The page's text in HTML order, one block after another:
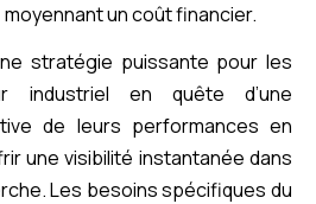
un coût financier.
stratégie puissante pour les
industriel en quête d’une
de leurs performances en
une visibilité instantanée dans
Les besoins spécifiques du